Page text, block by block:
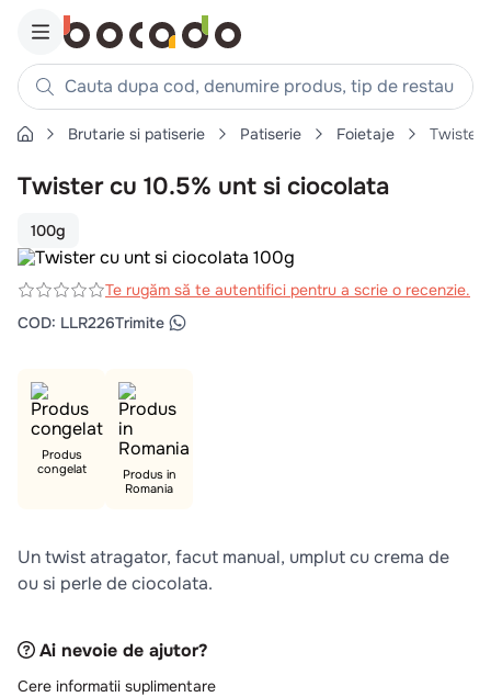
Cauta dupa cod, denumire produs, tip de restaurant,
Căutări populare
1. cartofi
. piept pui
3. pui
4. chifle
5. burger
. ceafa
. aripi
croissant
Brutarie si patiserie Patiserie Foietaje Twister
Twister cu 10.5% unt si ciocolata
100g
Te rugăm să te autentifici pentru a scrie o recenzie.
COD: LLR226Trimite
Produs
congelat
Produs in
Romania
Un twist atragator, facut manual, umplut cu crema de
ou si perle de ciocolata.
Ai nevoie de ajutor?
Cere informatii suplimentare